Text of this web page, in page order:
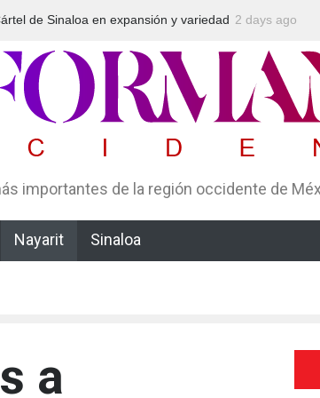
de Sinaloa en expansión y variedad
Arrestan en
2 days ago
importantes de la región occidente de
Nayarit Sinaloa
a